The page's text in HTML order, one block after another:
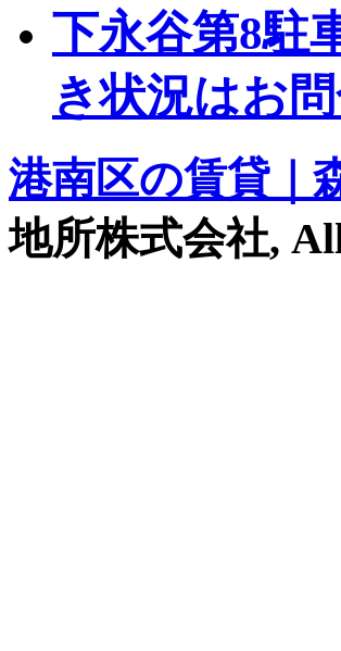
下永谷第8駐
き状況はお
港南区の賃貸｜
地所株式会社,